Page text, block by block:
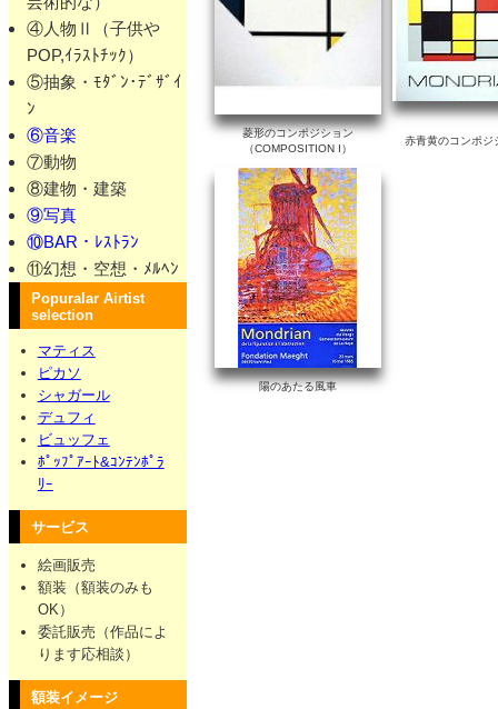
④人物Ⅱ（子供や
POP,ｲﾗｽﾄﾁｯｸ）
⑤抽象・ﾓﾀﾞﾝ･ﾃﾞｻﾞｲ
ﾝ
⑥音楽
⑦動物
⑧建物・建築
⑨写真
⑩BAR・ﾚｽﾄﾗﾝ
⑪幻想・空想・ﾒﾙﾍﾝ
Popuralar Airtist
selection
マティス
ピカソ
シャガール
デュフィ
ビュッフェ
ﾎﾟｯﾌﾟｱｰﾄ&ｺﾝﾃﾝﾎﾟﾗ
ﾘｰ
サービス
絵画販売
額装（額装のみも
OK）
委託販売（作品によ
ります応相談）
額装イメージ
菱形のコンポジション
（COMPOSITION I）
赤青黄のコンポジ
陽のあたる風車